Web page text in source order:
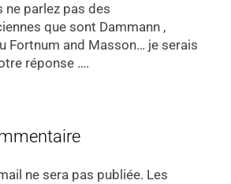
ne parlez pas des
que sont Dammann ,
Fortnum and Masson… je serais
réponse ….
ne sera pas publiée. Les